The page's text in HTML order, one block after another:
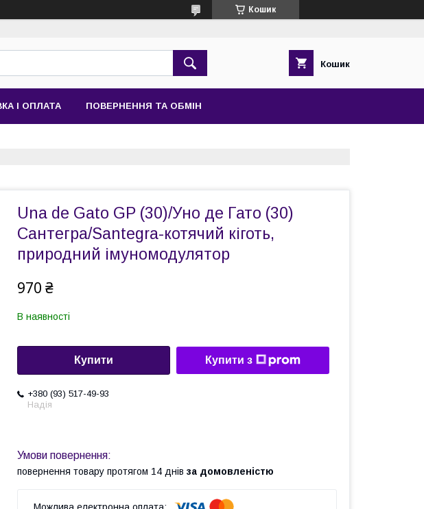
Кошик
Кошик
І ОПЛАТА ПОВЕРНЕННЯ ТА ОБМІН
Una de Gato GP (30)/Уно де Гато (30)
Сантегра/Santegra-котячий кіготь,
природний імуномодулятор
970 ₴
В наявності
Купити Купити з
+380 (93) 517-49-93
Надія
повернення товару протягом 14 днів за домовленістю